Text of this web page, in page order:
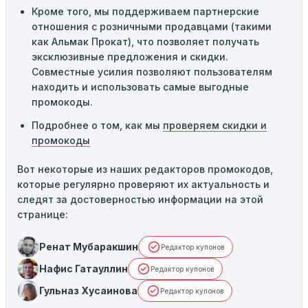
Кроме того, мы поддерживаем партнерские
отношения с розничными продавцами (такими
как Альмак Прокат), что позволяет получать
эксклюзивные предложения и скидки.
Совместные усилия позволяют пользователям
находить и использовать самые выгодные
промокоды.
Подробнее о том, как мы проверяем скидки и
промокоды
Вот некоторые из наших редакторов промокодов,
которые регулярно проверяют их актуальность и
следят за достоверностью информации на этой
странице:
Ренат Мубаракшин Редактор купонов
Нафис Гатауллин Редактор купонов
Гульназ Хусаинова Редактор купонов